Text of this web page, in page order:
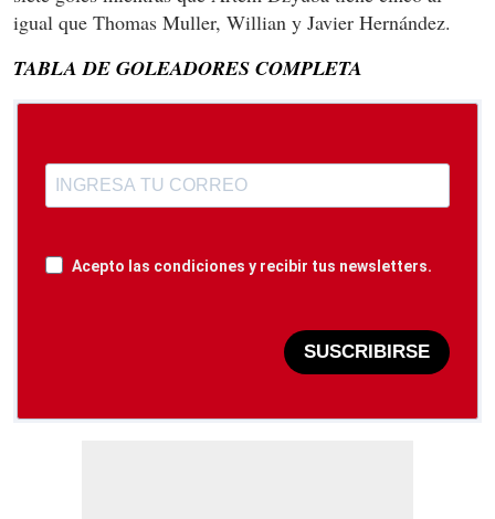
igual que Thomas Muller, Willian y Javier Hernández.
TABLA DE GOLEADORES COMPLETA
Acepto las condiciones y recibir tus newsletters.
SUSCRIBIRSE